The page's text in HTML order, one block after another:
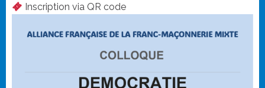
Inscription via QR code